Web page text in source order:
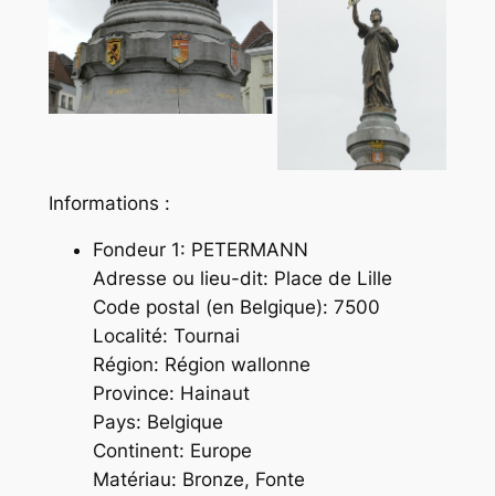
Informations :
Fondeur 1: PETERMANN
Adresse ou lieu-dit: Place de Lille
Code postal (en Belgique): 7500
Localité: Tournai
Région: Région wallonne
Province: Hainaut
Pays: Belgique
Continent: Europe
Matériau: Bronze, Fonte